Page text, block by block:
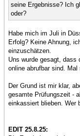
seine Ergebnisse? Ich
oder?
Habe mich im Juli in
Erfolg? Keine Ahnung,
einzuschätzen.
Uns wurde gesagt, dass
online abrufbar sind. Mal
Der Grund ist mir klar,
gesamte Prüfungszeit -
einkassiert blieben. Wer
EDIT 25.8.25: